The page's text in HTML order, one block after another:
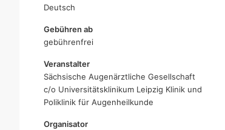
Deutsch
Gebühren ab
gebührenfrei
Veranstalter
Sächsische Augenärztliche Gesellschaft
c/o Universitätsklinikum Leipzig Klinik und
Poliklinik für Augenheilkunde
Organisator